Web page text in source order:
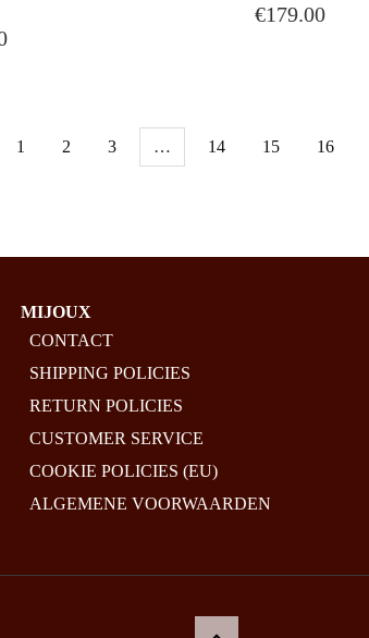
€179.00
1 2 3 … 14 15 16
MIJOUX
CONTACT
SHIPPING POLICIES
RETURN POLICIES
CUSTOMER SERVICE
COOKIE POLICIES (EU)
ALGEMENE VOORWAARDEN